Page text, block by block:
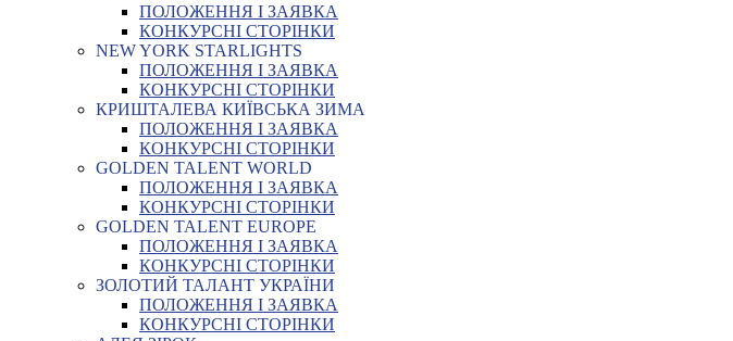
ПОЛОЖЕННЯ І ЗАЯВКА
КОНКУРСНІ СТОРІНКИ
NEW YORK STARLIGHTS
ПОЛОЖЕННЯ І ЗАЯВКА
КОНКУРСНІ СТОРІНКИ
КРИШТАЛЕВА КИЇВСЬКА ЗИМА
ПОЛОЖЕННЯ І ЗАЯВКА
КОНКУРСНІ СТОРІНКИ
GOLDEN TALENT WORLD
ПОЛОЖЕННЯ І ЗАЯВКА
КОНКУРСНІ СТОРІНКИ
GOLDEN TALENT EUROPE
ПОЛОЖЕННЯ І ЗАЯВКА
КОНКУРСНІ СТОРІНКИ
ЗОЛОТИЙ ТАЛАНТ УКРАЇНИ
ПОЛОЖЕННЯ І ЗАЯВКА
КОНКУРСНІ СТОРІНКИ